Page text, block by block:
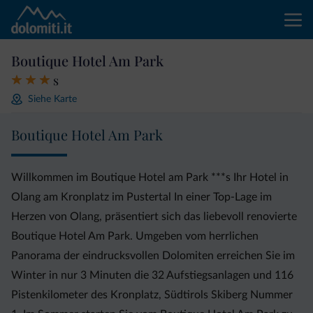
Boutique Hotel Am Park
s
Siehe Karte
Boutique Hotel Am Park
Willkommen im Boutique Hotel am Park ***s Ihr Hotel in
Olang am Kronplatz im Pustertal In einer Top-Lage im
Herzen von Olang, präsentiert sich das liebevoll renovierte
Boutique Hotel Am Park. Umgeben vom herrlichen
Panorama der eindrucksvollen Dolomiten erreichen Sie im
Winter in nur 3 Minuten die 32 Aufstiegsanlagen und 116
Pistenkilometer des Kronplatz, Südtirols Skiberg Nummer